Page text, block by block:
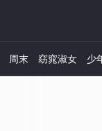
周末 窈窕淑女 少